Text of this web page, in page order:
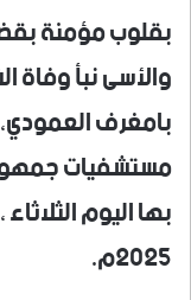
بقلوب مؤمنة
والأسى نبأ وفاة
بامغرف
مستشفيات
2025م.